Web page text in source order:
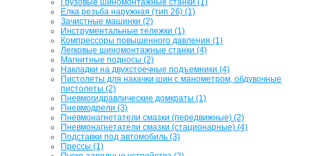
Грузовые шиномонтажные станки (1)
Елка резьба наружная (тип 26) (1)
Зачистные машинки (2)
Инструментальные тележки (1)
Компрессоры повышенного давления (1)
Легковые шиномонтажные станки (4)
Магнитные подносы (2)
Накладки на двухстоечные подъемники (4)
Пистолеты для накачки шин с манометром, обдувочные
пистолеты (2)
Пневмогидравлические домкраты (1)
Пневмодрели (3)
Пневмонагнетатели смазки (передвижные) (2)
Пневмонагнетатели смазки (стационарные) (4)
Подставки под автомобиль (3)
Прессы (1)